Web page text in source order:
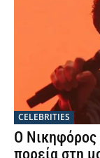
CELEBRITIES
Ο Νικηφόρος
πορεία στη